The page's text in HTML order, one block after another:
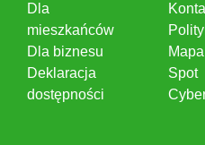
Dla
mieszkańców
Dla biznesu
Deklaracja
dostępności
Spot